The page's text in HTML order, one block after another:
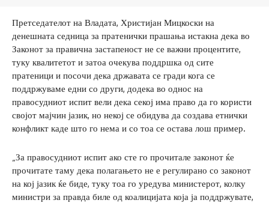
Претседателот на Владата, Христијан Мицкоски на
денешната седница за пратенички прашања истакна дека во
Законот за правична застапеност не се важни процентите,
туку квалитетот и затоа очекува поддршка од сите
пратеници и посочи дека државата се гради кога се
поддржуваме едни со други, додека во однос на
правосудниот испит вели дека секој има право да го користи
својот мајчин јазик, но некој се обидува да создава етнички
конфликт каде што го нема и со тоа се остава лош пример.
„За правосудниот испит ако сте го прочитале законот ќе
прочитате таму дека полагањето не е регулирано со законот
на кој јазик ќе биде, туку тоа го уредува министерот, колку
министри за правда биле од коалицијата која ја поддржувате,